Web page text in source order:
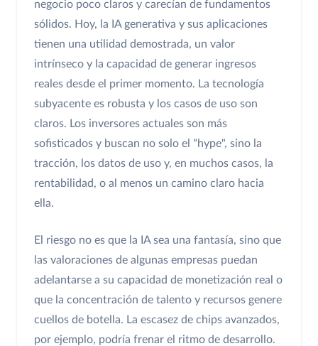
negocio poco claros y carecían de fundamentos
sólidos. Hoy, la IA generativa y sus aplicaciones
tienen una utilidad demostrada, un valor
intrínseco y la capacidad de generar ingresos
reales desde el primer momento. La tecnología
subyacente es robusta y los casos de uso son
claros. Los inversores actuales son más
sofisticados y buscan no solo el "hype", sino la
tracción, los datos de uso y, en muchos casos, la
rentabilidad, o al menos un camino claro hacia
ella.
El riesgo no es que la IA sea una fantasía, sino que
las valoraciones de algunas empresas puedan
adelantarse a su capacidad de monetización real o
que la concentración de talento y recursos genere
cuellos de botella. La escasez de chips avanzados,
por ejemplo, podría frenar el ritmo de desarrollo.